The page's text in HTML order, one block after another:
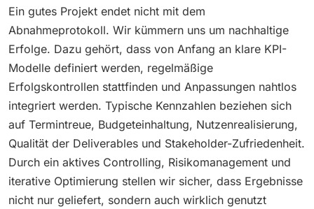
Ein gutes Projekt endet nicht mit dem
Abnahmeprotokoll. Wir kümmern uns um nachhaltige
Erfolge. Dazu gehört, dass von Anfang an klare KPI-
Modelle definiert werden, regelmäßige
Erfolgskontrollen stattfinden und Anpassungen nahtlos
integriert werden. Typische Kennzahlen beziehen sich
auf Termintreue, Budgeteinhaltung, Nutzenrealisierung,
Qualität der Deliverables und Stakeholder-Zufriedenheit.
Durch ein aktives Controlling, Risikomanagement und
iterative Optimierung stellen wir sicher, dass Ergebnisse
nicht nur geliefert, sondern auch wirklich genutzt